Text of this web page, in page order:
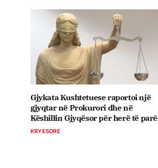
Gjykata Kushtetuese raportoi një
gjyqtar në Prokurori dhe në
Këshillin Gjyqësor për herë të parë
KRYESORE